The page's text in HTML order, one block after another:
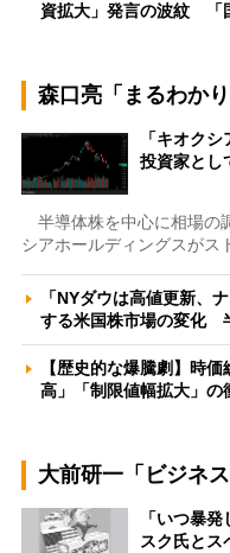
資拡大」発言の波紋 「
森口亮「まるわかり
「キオク
投資家と
半導体株を中心に相場の
シアホールディングスが
「NYダウは高値更新、
する米国株市場の変化
【歴史的な爆騰劇】時
高」「制限値幅拡大」
大前研一「ビジネ
「いつ暴
スク氏とス